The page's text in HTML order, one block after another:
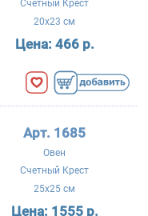
Счетный Крест
20x23 см
Цена: 466 р.
Арт. 1685
Овен
Счетный Крест
25x25 см
Цена: 1555 р.